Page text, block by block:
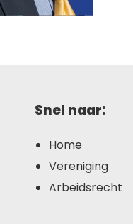
Snel naar:
Home
Vereniging
Arbeidsrecht